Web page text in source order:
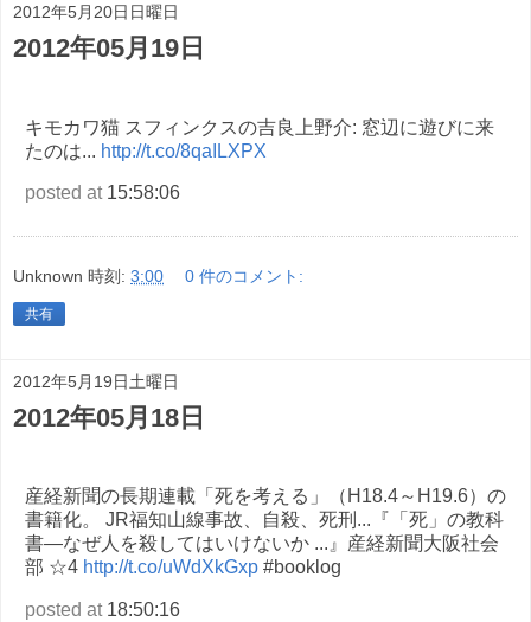
2012年5月20日日曜日
2012年05月19日
キモカワ猫 スフィンクスの吉良上野介: 窓辺に遊びに来
たのは... http://t.co/8qaILXPX
posted at15:58:06
Unknown 時刻: 3:00 0 件のコメント:
共有
2012年5月19日土曜日
2012年05月18日
産経新聞の長期連載「死を考える」（H18.4～H19.6）の
書籍化。 JR福知山線事故、自殺、死刑...『「死」の教科
書―なぜ人を殺してはいけないか ...』産経新聞大阪社会
部 ☆4 http://t.co/uWdXkGxp #booklog
posted at18:50:16